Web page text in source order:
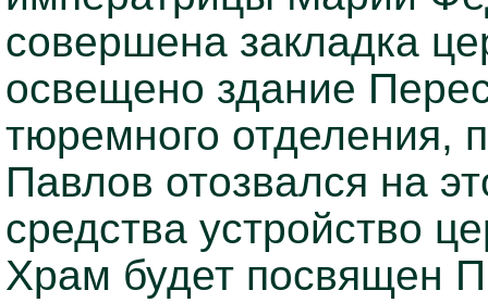
совершена закладка
освещено здание
тюремного отделения,
Павлов отозвался на
средства устройство
Храм будет посвящен